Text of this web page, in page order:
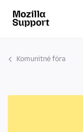
Komunitné fóra